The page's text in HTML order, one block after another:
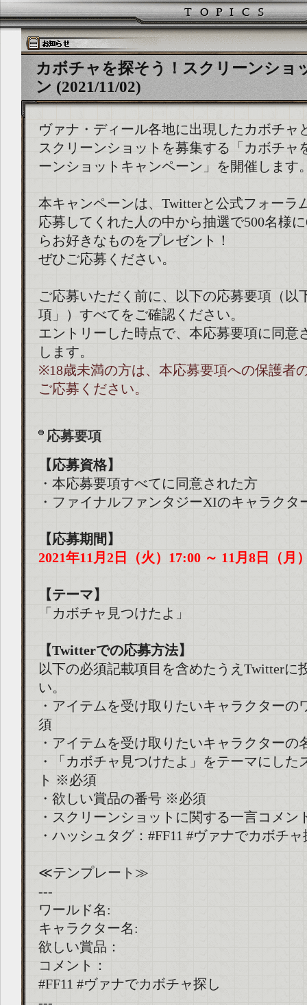
カボチャを探そう！スクリーンショ
ン (2021/11/02)
ヴァナ・ディール各地に出現したカボチャ
スクリーンショットを募集する「カボチャ
ーンショットキャンペーン」を開催します
本キャンペーンは、Twitterと公式フォーラ
応募してくれた人の中から抽選で500名様
らお好きなものをプレゼント！
ぜひご応募ください。
ご応募いただく前に、以下の応募要項（以
項」）すべてをご確認ください。
エントリーした時点で、本応募要項に同意
します。
※18歳未満の方は、本応募要項への保護者
ご応募ください。
応募要項
【応募資格】
・本応募要項すべてに同意された方
・ファイナルファンタジーXIのキャラクタ
【応募期間】
2021年11月2日（火）17:00 ～ 11月8日（月
【テーマ】
「カボチャ見つけたよ」
【Twitterでの応募方法】
以下の必須記載項目を含めたうえTwitterに
い。
・アイテムを受け取りたいキャラクター
須
・アイテムを受け取りたいキャラクター
・「カボチャ見つけたよ」をテーマにした
ト ※必須
・欲しい賞品の番号 ※必須
・スクリーンショットに関する一言コメン
・ハッシュタグ：#FF11 #ヴァナでカボチ
≪テンプレート≫
---
ワールド名:
キャラクター名:
欲しい賞品：
コメント：
#FF11 #ヴァナでカボチャ探し